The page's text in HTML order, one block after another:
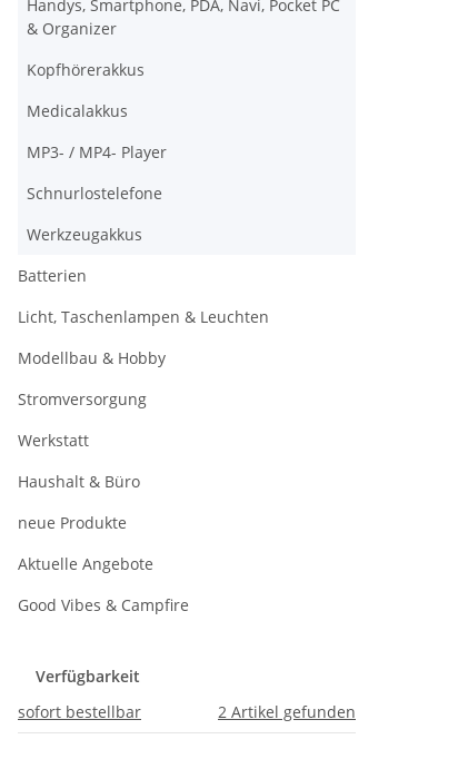
Handys, Smartphone, PDA, Navi, Pocket PC
& Organizer
Kopfhörerakkus
Medicalakkus
MP3- / MP4- Player
Schnurlostelefone
Werkzeugakkus
Batterien
Licht, Taschenlampen & Leuchten
Modellbau & Hobby
Stromversorgung
Werkstatt
Haushalt & Büro
neue Produkte
Aktuelle Angebote
Good Vibes & Campfire
Verfügbarkeit
sofort bestellbar
2 Artikel gefunden